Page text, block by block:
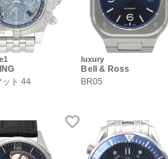
ット 44
luxury
Bell & Ross
BR05